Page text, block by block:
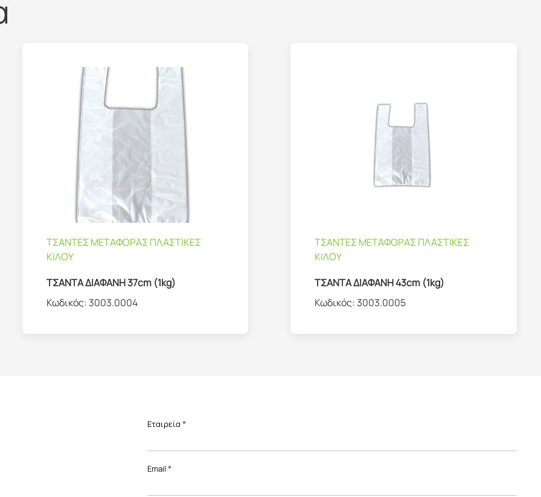
ΤΣΑΝΤΕΣ ΜΕΤΑΦΟΡΑΣ ΠΛΑΣΤΙΚΕΣ
ΚΙΛΟΥ
ΤΣΑΝΤΑ ΔΙΑΦΑΝΗ 37cm (1kg)
Κωδικός: 3003.0004
ΤΣΑΝΤΕΣ ΜΕΤΑΦΟΡΑΣ ΠΛΑΣΤΙΚΕΣ
ΚΙΛΟΥ
ΤΣΑΝΤΑ ΔΙΑΦΑΝΗ 43cm (1kg)
Κωδικός: 3003.0005
Επικοινωνία
Page
Εταιρεία *
Email *